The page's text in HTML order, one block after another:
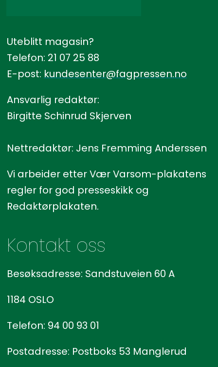
Uteblitt magasin?
Telefon: 21 07 25 88
E-post: kundesenter@fagpressen.no
Ansvarlig redaktør:
Birgitte Schinrud Skjerven
Nettredaktør: Jens Fremming Anderssen
Vi arbeider etter Vær Varsom-plakatens
regler for god presseskikk og
Redaktørplakaten.
Kontakt oss
Besøksadresse: Sandstuveien 60 A
1184 OSLO
Telefon: 94 00 93 01
Postadresse: Postboks 53 Manglerud